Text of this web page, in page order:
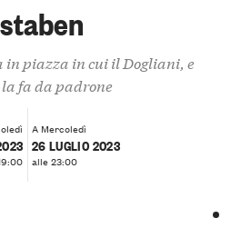
in piazza in cui il Dogliani, e
la fa da padrone
A Mercoledì
26 LUGLIO 2023
alle 23:00